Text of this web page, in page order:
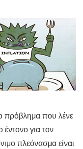
πρόβλημα που λένε
για τον
πλεόνασμα είναι